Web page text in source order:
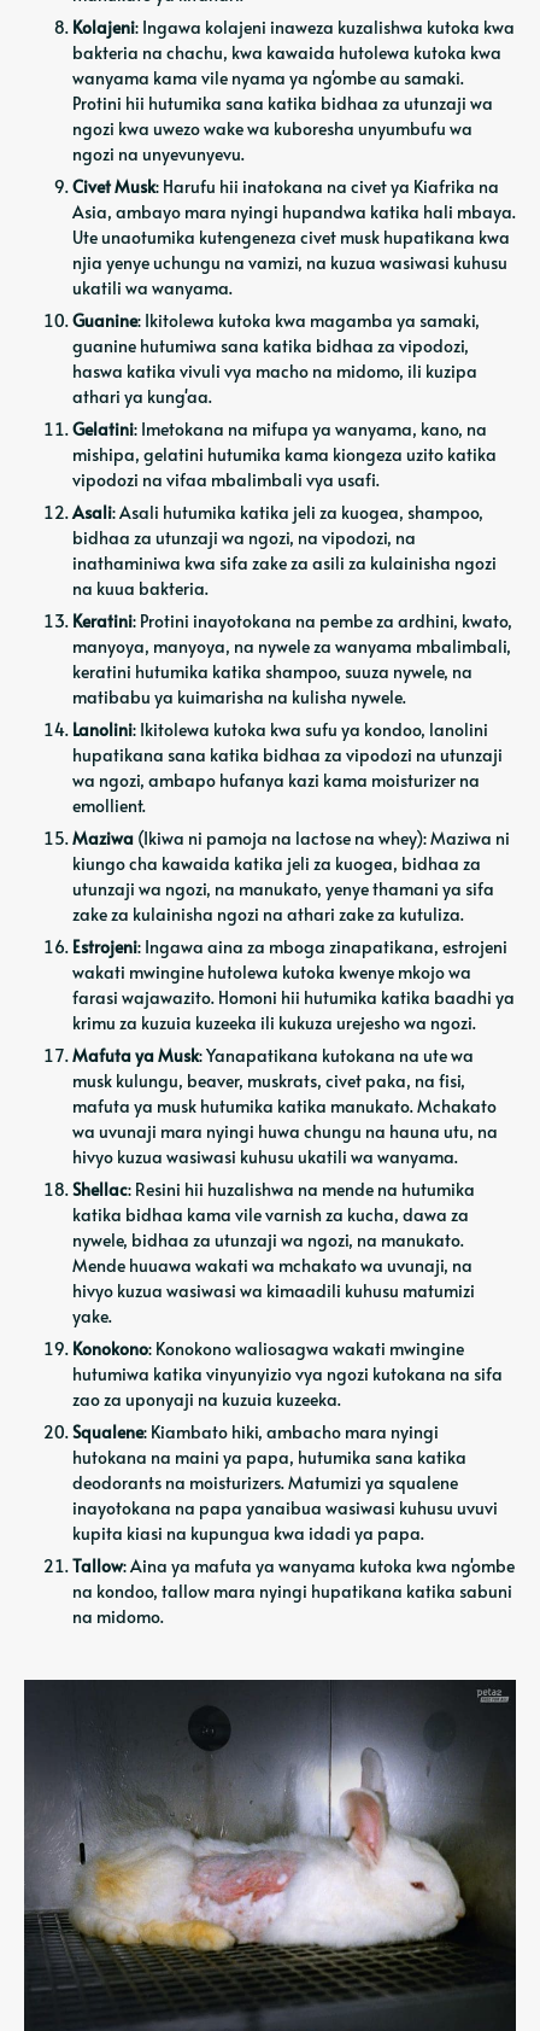
Kolajeni: Ingawa kolajeni inaweza kuzalishwa kutoka kwa
bakteria na chachu, kwa kawaida hutolewa kutoka kwa
wanyama kama vile nyama ya ng'ombe au samaki.
Protini hii hutumika sana katika bidhaa za utunzaji wa
ngozi kwa uwezo wake wa kuboresha unyumbufu wa
ngozi na unyevunyevu.
Civet Musk: Harufu hii inatokana na civet ya Kiafrika na
Asia, ambayo mara nyingi hupandwa katika hali mbaya.
Ute unaotumika kutengeneza civet musk hupatikana kwa
njia yenye uchungu na vamizi, na kuzua wasiwasi kuhusu
ukatili wa wanyama.
Guanine: Ikitolewa kutoka kwa magamba ya samaki,
guanine hutumiwa sana katika bidhaa za vipodozi,
haswa katika vivuli vya macho na midomo, ili kuzipa
athari ya kung'aa.
Gelatini: Imetokana na mifupa ya wanyama, kano, na
mishipa, gelatini hutumika kama kiongeza uzito katika
vipodozi na vifaa mbalimbali vya usafi.
Asali: Asali hutumika katika jeli za kuogea, shampoo,
bidhaa za utunzaji wa ngozi, na vipodozi, na
inathaminiwa kwa sifa zake za asili za kulainisha ngozi
na kuua bakteria.
Keratini: Protini inayotokana na pembe za ardhini, kwato,
manyoya, manyoya, na nywele za wanyama mbalimbali,
keratini hutumika katika shampoo, suuza nywele, na
matibabu ya kuimarisha na kulisha nywele.
Lanolini: Ikitolewa kutoka kwa sufu ya kondoo, lanolini
hupatikana sana katika bidhaa za vipodozi na utunzaji
wa ngozi, ambapo hufanya kazi kama moisturizer na
emollient.
Maziwa (Ikiwa ni pamoja na lactose na whey): Maziwa ni
kiungo cha kawaida katika jeli za kuogea, bidhaa za
utunzaji wa ngozi, na manukato, yenye thamani ya sifa
zake za kulainisha ngozi na athari zake za kutuliza.
Estrojeni: Ingawa aina za mboga zinapatikana, estrojeni
wakati mwingine hutolewa kutoka kwenye mkojo wa
farasi wajawazito. Homoni hii hutumika katika baadhi ya
krimu za kuzuia kuzeeka ili kukuza urejesho wa ngozi.
Mafuta ya Musk: Yanapatikana kutokana na ute wa
musk kulungu, beaver, muskrats, civet paka, na fisi,
mafuta ya musk hutumika katika manukato. Mchakato
wa uvunaji mara nyingi huwa chungu na hauna utu, na
hivyo kuzua wasiwasi kuhusu ukatili wa wanyama.
Shellac: Resini hii huzalishwa na mende na hutumika
katika bidhaa kama vile varnish za kucha, dawa za
nywele, bidhaa za utunzaji wa ngozi, na manukato.
Mende huuawa wakati wa mchakato wa uvunaji, na
hivyo kuzua wasiwasi wa kimaadili kuhusu matumizi
yake.
Konokono: Konokono waliosagwa wakati mwingine
hutumiwa katika vinyunyizio vya ngozi kutokana na sifa
zao za uponyaji na kuzuia kuzeeka.
Squalene: Kiambato hiki, ambacho mara nyingi
hutokana na maini ya papa, hutumika sana katika
deodorants na moisturizers. Matumizi ya squalene
inayotokana na papa yanaibua wasiwasi kuhusu uvuvi
kupita kiasi na kupungua kwa idadi ya papa.
Tallow: Aina ya mafuta ya wanyama kutoka kwa ng'ombe
na kondoo, tallow mara nyingi hupatikana katika sabuni
na midomo.